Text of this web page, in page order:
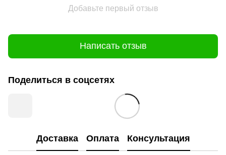
Добавьте первый отзыв
Написать отзыв
Поделиться в соцсетях
Доставка Оплата Консультация